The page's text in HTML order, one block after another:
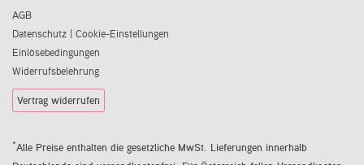
AGB
Datenschutz | Cookie-Einstellungen
Einlösebedingungen
Widerrufsbelehrung
Vertrag widerrufen
*Alle Preise enthalten die gesetzliche MwSt. Lieferungen innerhalb